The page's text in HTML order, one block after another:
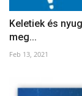
Keletiek és
meg...
Feb 13, 2021